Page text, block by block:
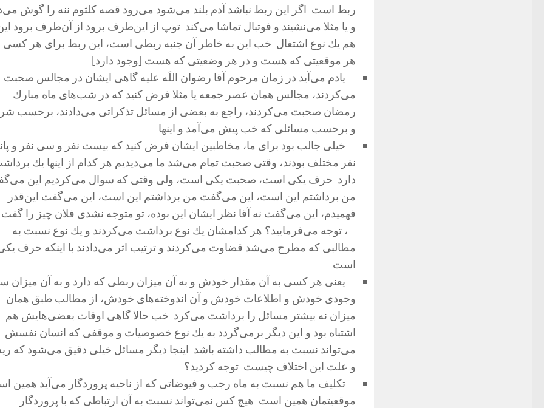
ربط است. اگر این ربط نباشد آدم بلند می‌شود می‌رود قصه كلثوم ننه را گوش
و یا مثلا می‌نشیند و فوتبال تماشا می‌كند. توپ از این‌طرف برود از آن‌طرف برود
هم یك نوع اشتغال. خب این به خاطر آن جنبه ربطی است، این ربط برای هر كسی
هر موقعیتی كه هست و در هر وضعیتی كه هست [وجود دارد].
یادم می‌آید در زمان مرحوم آقا رضوان اللَه علیه گاهی ایشان در مجالس صحبت
می‌كردند، مجالس همان عصر جمعه یا مثلا فرض كنید كه در شب‌های ماه مبارك
رمضان صحبت می‌كردند، راجع به بعضی از مسائل تذكراتی می‌دادند، برحسب
و برحسب مسائلی كه خب پیش می‌آمد و اینها.
خیلی جالب بود برای ما، مخاطبین ایشان فرض كنید كه بیست نفر و سی نفر و
نفر مختلف بودند، وقتی صحبت تمام می‌شد ما می‌دیدیم هر كدام از اینها یك
دارد. حرف یكی است، صحبت یكی است، ولی وقتی كه سوال می‌كردیم این
من برداشتم این است، این می‌گفت من برداشتم این است، این می‌گفت این‌قدر
فهمیدم، این می‌گفت نه آقا نظر ایشان این بوده، تو متوجه نشدی فلان چیز را
…، توجه می‌فرمایید؟ هر كدامشان یك نوع برداشت می‌كردند و یك نوع نسبت به
مطالبی كه مطرح می‌شد قضاوت می‌كردند و ترتیب اثر می‌دادند با اینكه حرف
است.
یعنی هر كسی به آن مقدار خودش و به آن میزان ربطی كه دارد و به آن میزان
وجودی خودش و اطلاعات خودش و آن اندوخته‌های خودش، از مطالب طبق همان
میزان نه بیشتر مسائل را برداشت می‌كرد. خب حالا گاهی اوقات بعضی‌هایش هم
اشتباه بود و این دیگر برمی‌گردد به یك نوع خصوصیات و موقفی كه انسان نفسش
می‌تواند نسبت به مطالب داشته باشد. اینجا دیگر مسائل خیلی دقیق می‌شود كه
و علت این اختلاف چیست. توجه كردید؟
تكلیف ما هم نسبت به ماه رجب و فیوضاتی كه از ناحیه پروردگار می‌آید همین
موقعیتمان همین است. هیچ كس نمی‌تواند نسبت به آن ارتباطی كه با پروردگار